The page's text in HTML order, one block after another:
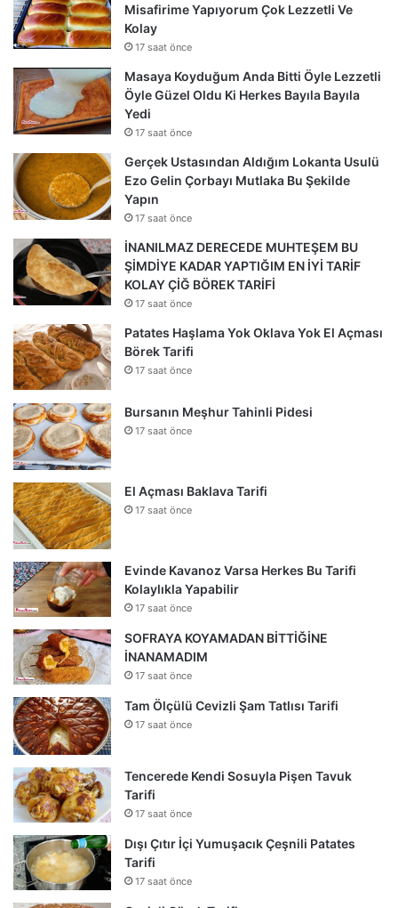
Misafirime Yapıyorum Çok Lezzetli Ve
Kolay
17 saat önce
Masaya Koyduğum Anda Bitti Öyle Lezzetli
Öyle Güzel Oldu Ki Herkes Bayıla Bayıla
Yedi
17 saat önce
Gerçek Ustasından Aldığım Lokanta Usulü
Ezo Gelin Çorbayı Mutlaka Bu Şekilde
Yapın
17 saat önce
İNANILMAZ DERECEDE MUHTEŞEM BU
ŞİMDİYE KADAR YAPTIĞIM EN İYİ TARİF
KOLAY ÇİĞ BÖREK TARİFİ
17 saat önce
Patates Haşlama Yok Oklava Yok El Açması
Börek Tarifi
17 saat önce
Bursanın Meşhur Tahinli Pidesi
17 saat önce
El Açması Baklava Tarifi
17 saat önce
Evinde Kavanoz Varsa Herkes Bu Tarifi
Kolaylıkla Yapabilir
17 saat önce
SOFRAYA KOYAMADAN BİTTİĞİNE
İNANAMADIM
17 saat önce
Tam Ölçülü Cevizli Şam Tatlısı Tarifi
17 saat önce
Tencerede Kendi Sosuyla Pişen Tavuk
Tarifi
17 saat önce
Dışı Çıtır İçi Yumuşacık Çeşnili Patates
Tarifi
17 saat önce